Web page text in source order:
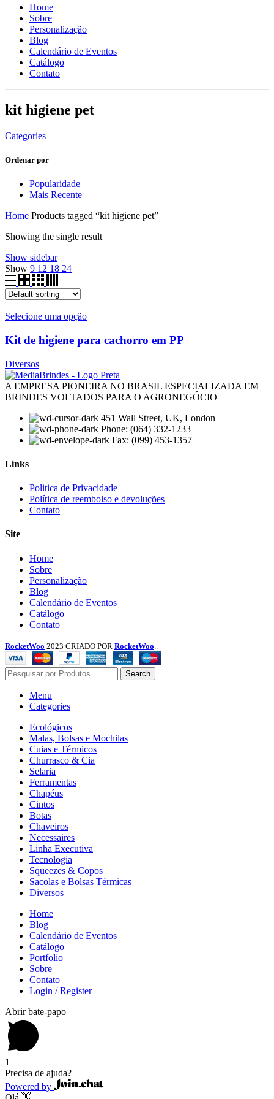
Home
Sobre
Personalização
Blog
Calendário de Eventos
Catálogo
Contato
kit higiene pet
Categories
Ordenar por
Popularidade
Mais Recente
Home Products tagged “kit higiene pet”
Showing the single result
Show sidebar
Show 9 12 18 24
Selecione uma opção
Kit de higiene para cachorro em PP
Diversos
A EMPRESA PIONEIRA NO BRASIL ESPECIALIZADA EM
BRINDES VOLTADOS PARA O AGRONEGÓCIO
451 Wall Street, UK, London
Phone: (064) 332-1233
Fax: (099) 453-1357
Links
Menu
Politica de Privacidade
Política de reembolso e devoluções
Contato
Site
Menu
Home
Sobre
Personalização
Blog
Calendário de Eventos
Catálogo
Contato
RocketWoo 2023 CRIADO POR RocketWoo
Search
Menu
Categories
Ecológicos
Malas, Bolsas e Mochilas
Cuias e Térmicos
Churrasco & Cia
Selaria
Ferramentas
Chapéus
Cintos
Botas
Chaveiros
Necessaires
Linha Executiva
Tecnologia
Squeezes & Copos
Sacolas e Bolsas Térmicas
Diversos
Home
Blog
Calendário de Eventos
Catálogo
Portfolio
Sobre
Contato
Login / Register
Abrir bate-papo
1
Precisa de ajuda?
Powered by